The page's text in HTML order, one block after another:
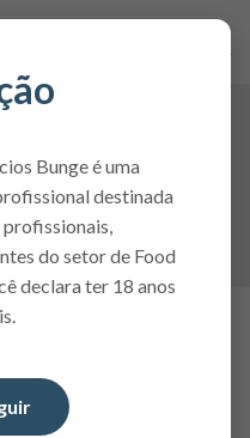
Bunge é uma
destinada
do setor de Food
declara ter 18 anos
Negócios
para apoiar o
de quem atua na
por
para se manter